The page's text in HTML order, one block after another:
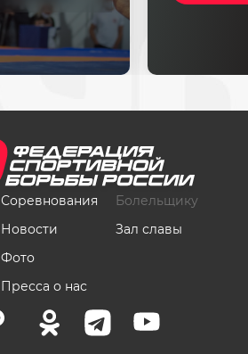
Соревнования
Новости
Фото
Пресса о нас
Болельщику
Зал славы